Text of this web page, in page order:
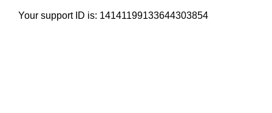
Your support ID is: 14141199133644303854